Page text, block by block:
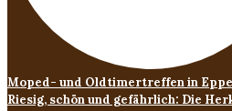
Moped- und Oldtimertreffen in
Riesig, schön und gefährlich: Die